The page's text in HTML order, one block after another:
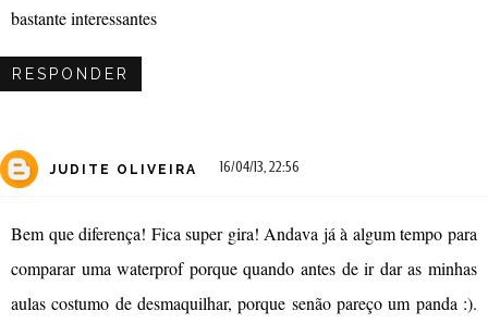
bastante interessantes
RESPONDER
JUDITE OLIVEIRA 16/04/13, 22:56
Bem que diferença! Fica super gira! Andava já à algum tempo para
comparar uma waterprof porque quando antes de ir dar as minhas
aulas costumo de desmaquilhar, porque senão pareço um panda :).